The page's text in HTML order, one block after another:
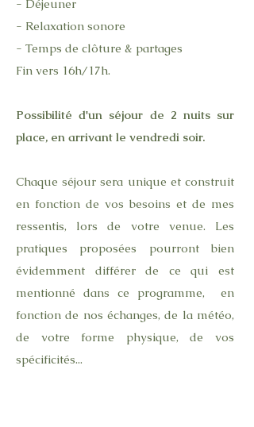
- Déjeuner
- Relaxation sonore
- Temps de clôture & partages
Fin vers 16h/17h.
Possibilité d'un séjour de 2 nuits sur
place, en arrivant le vendredi soir.
Chaque séjour sera unique et construit
en fonction de vos besoins et de mes
ressentis, lors de votre venue. Les
pratiques proposées pourront bien
évidemment différer​de ce qui est
mentionné dans ce programme, en
fonction de nos échanges, de la météo,
de votre forme physique, de vos
spécificités...